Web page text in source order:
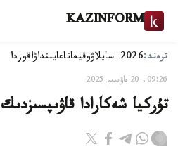
KAZINFORM
ترەند:2026-سايلاۋ وقيعاتاعايىنداۋاقوردا
09:26, 20 ماۋسىم 2025
تۇركيا شەكارادا